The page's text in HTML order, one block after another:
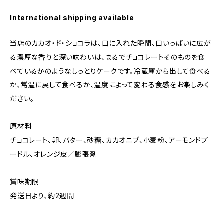
International shipping available
当店のカカオ・ド・ショコラは、口に入れた瞬間、口いっぱいに広が
る濃厚な香りと深い味わいは、まるでチョコレートそのものを食
べているかのようなしっとりケークです。冷蔵庫から出して食べる
か、常温に戻して食べるか、温度によって変わる食感をお楽しみく
ださい。
原材料
チョコレート、卵、バター、砂糖、カカオニブ、小麦粉、アーモンドプ
ードル、オレンジ皮／膨張剤
賞味期限
発送日より、約2週間